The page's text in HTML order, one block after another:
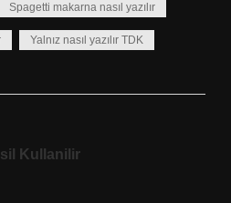
Spagetti makarna nasıl yazılır
Yalnız nasıl yazılır TDK
Kullanilir